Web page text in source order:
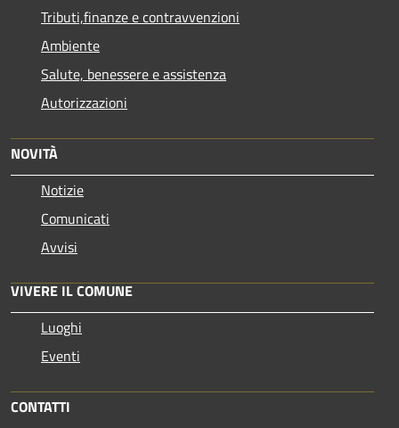
Tributi,finanze e contravvenzioni
Ambiente
Salute, benessere e assistenza
Autorizzazioni
NOVITÀ
Notizie
Comunicati
Avvisi
VIVERE IL COMUNE
Luoghi
Eventi
CONTATTI